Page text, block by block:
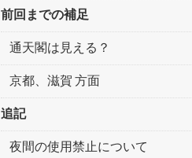
前回までの補足
通天閣は見える？
京都、滋賀 方面
追記
夜間の使用禁止について